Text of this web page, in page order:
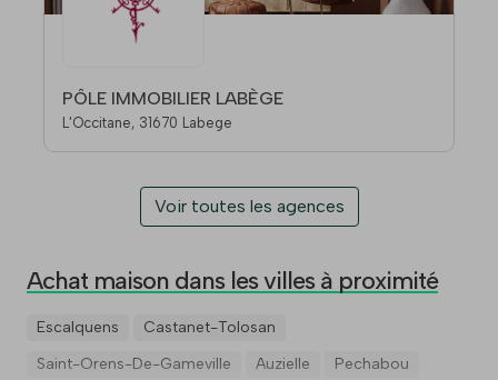
PÔLE IMMOBILIER LABÈGE
L'Occitane, 31670 Labege
Voir toutes les agences
Achat maison dans les villes à proximité
Escalquens
Castanet-Tolosan
Saint-Orens-De-Gameville
Auzielle
Pechabou